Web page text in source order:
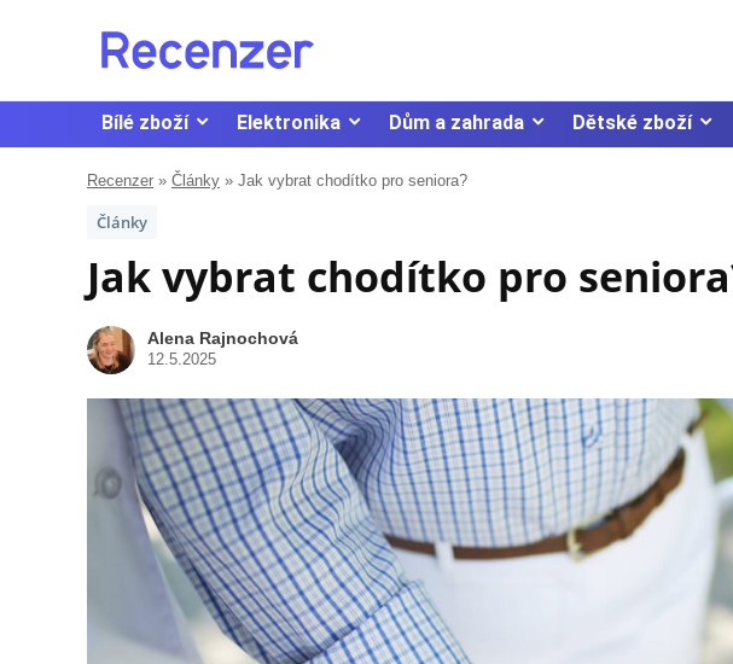
Bílé zboží Elektronika Dům a zahrada Dětské zboží
Recenzer » Články » Jak vybrat chodítko pro seniora?
Články
Jak vybrat chodítko pro
Alena Rajnochová
12.5.2025